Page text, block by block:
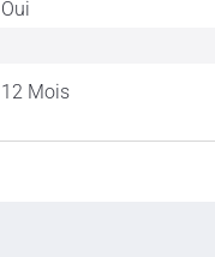
Oui
12 Mois